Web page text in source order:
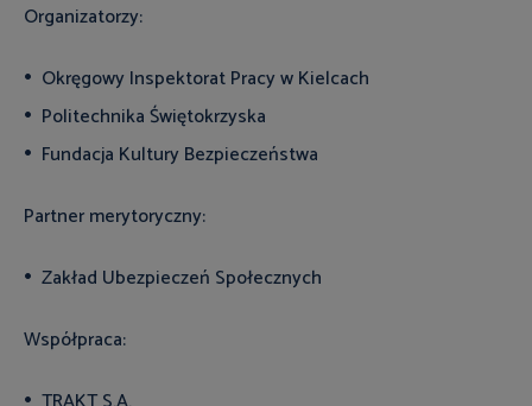
Organizatorzy:
Okręgowy Inspektorat Pracy w Kielcach
Politechnika Świętokrzyska
Fundacja Kultury Bezpieczeństwa
Partner merytoryczny:
Zakład Ubezpieczeń Społecznych
Współpraca: